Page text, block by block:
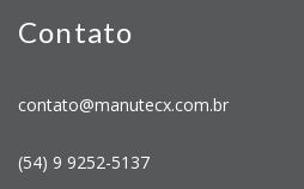
Contato
contato@manutecx.com.br
(54) 9 9252-5137